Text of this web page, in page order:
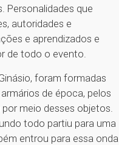
Personalidades que
autoridades e
e aprendizados e
de todo o evento.
foram formadas
de época, pelos
meio desses objetos.
todo partiu para uma
entrou para essa onda